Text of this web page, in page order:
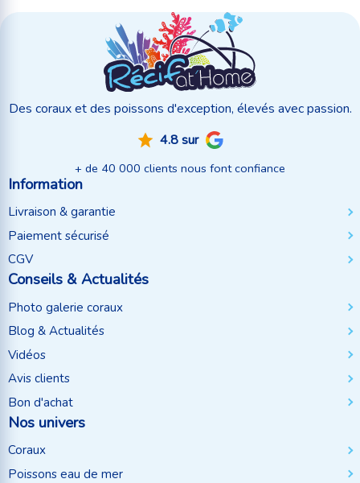
Des coraux et des poissons d'exception, élevés avec passion.
4.8 sur
+ de 40 000 clients nous font confiance
Information
Livraison & garantie
Paiement sécurisé
CGV
Conseils & Actualités
Photo galerie coraux
Blog & Actualités
Vidéos
Avis clients
Bon d'achat
Nos univers
Coraux
Poissons eau de mer